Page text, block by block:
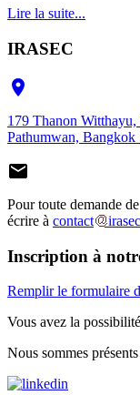
Lire la suite...
IRASEC

179 Thanon
Pathumwan, Bangkok

Pour toute demande
écrire à contact
Inscription à
Remplir le formulaire
Vous avez la
Nous sommes